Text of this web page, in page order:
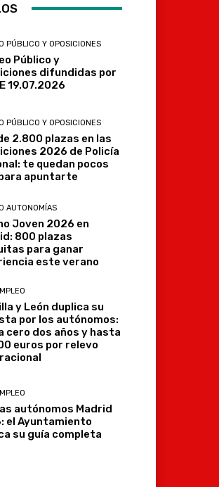
PÚBLICO Y OPOSICIONES
Público y
difundidas por
19.07.2026
PÚBLICO Y OPOSICIONES
2.800 plazas en las
2026 de Policía
te quedan pocos
apuntarte
AUTONOMÍAS
Joven 2026 en
800 plazas
para ganar
este verano
y León duplica su
por los autónomos:
cero dos años y hasta
euros por relevo
autónomos Madrid
el Ayuntamiento
su guía completa